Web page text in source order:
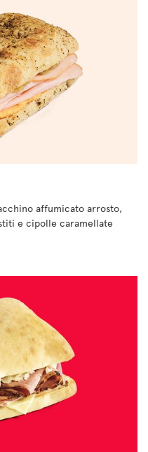
affumicato arrosto,
e cipolle caramellate